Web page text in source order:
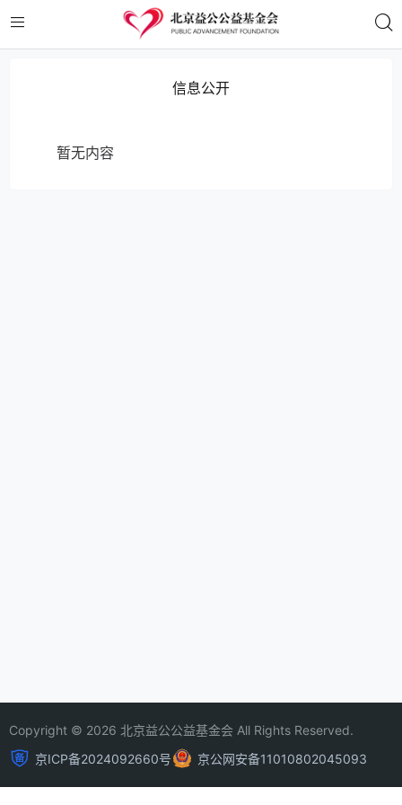
信息公开
暂无内容
Copyright © 2026 北京益公公益基金会 All Rights Reserved.
京ICP备2024092660号
京公网安备11010802045093